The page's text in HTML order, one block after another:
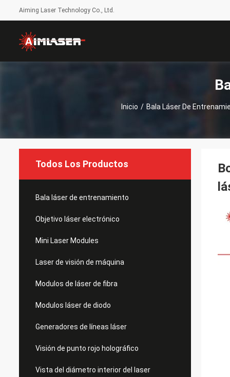
Aiming Laser Technology Co., Ltd.
Inicio / Bala Láser De
Todos Los Productos
Bala láser de entrenamiento
Objetivo láser electrónico
Mini Laser Modules
Laser de visión de máquina
Modulos de láser de fibra
Modulos láser de diodo
Generadores de líneas láser
Visión de punto rojo holográfico
Vista del diámetro interior del laser